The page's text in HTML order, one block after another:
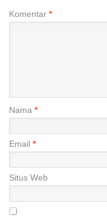
Komentar *
Nama *
Email *
Situs Web